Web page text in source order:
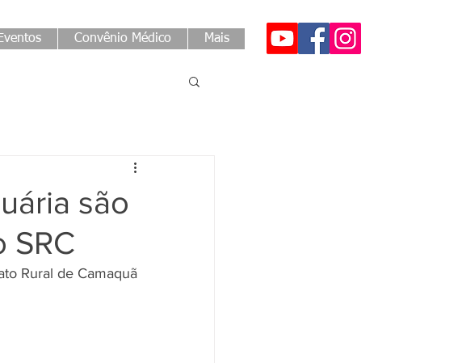
Convênio Médico Mais
são
SRC
Rural de Camaquã